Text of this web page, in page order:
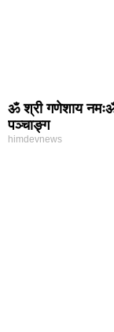
ॐ श्री गणेशाय
पञ्चाङ्ग
himdevnews